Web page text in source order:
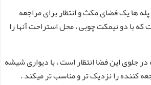
ها یک فضای مکث و انتظار برای مراجعه
با دو نیمکت چوبی ، محل استراحت آنها را
جلوی این فضا انتظار است ، با دیواری شیشه
کننده را نزدیک تر و مناسب تر میکند .